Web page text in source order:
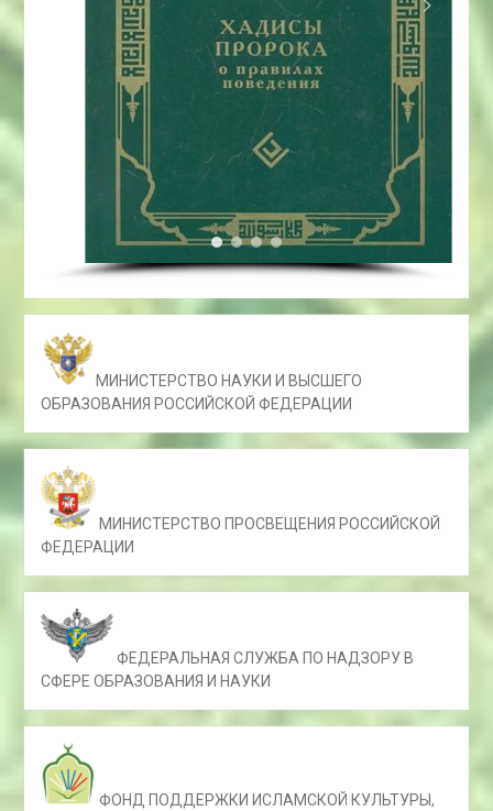
МИНИСТЕРСТВО НАУКИ И ВЫСШЕГО
ОБРАЗОВАНИЯ РОССИЙСКОЙ ФЕДЕРАЦИИ
МИНИСТЕРСТВО ПРОСВЕЩЕНИЯ РОССИЙСКОЙ
ФЕДЕРАЦИИ
ФЕДЕРАЛЬНАЯ СЛУЖБА ПО НАДЗОРУ В
СФЕРЕ ОБРАЗОВАНИЯ И НАУКИ
ФОНД ПОДДЕРЖКИ ИСЛАМСКОЙ КУЛЬТУРЫ,